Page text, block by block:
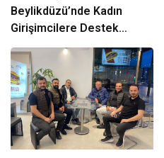
Beylikdüzü’nde Kadın
Girişimcilere Destek
Çıkarması